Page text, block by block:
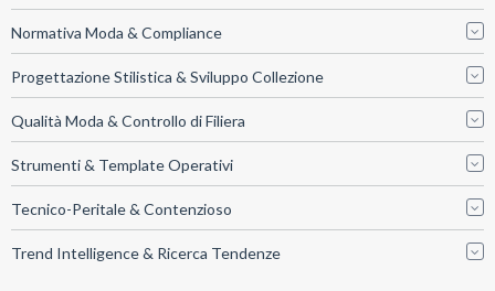
Normativa Moda & Compliance
Progettazione Stilistica & Sviluppo Collezione
Qualità Moda & Controllo di Filiera
Strumenti & Template Operativi
Tecnico-Peritale & Contenzioso
Trend Intelligence & Ricerca Tendenze